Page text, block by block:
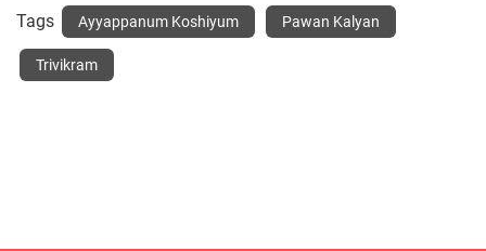
Tags Ayyappanum Koshiyum Pawan Kalyan
Trivikram